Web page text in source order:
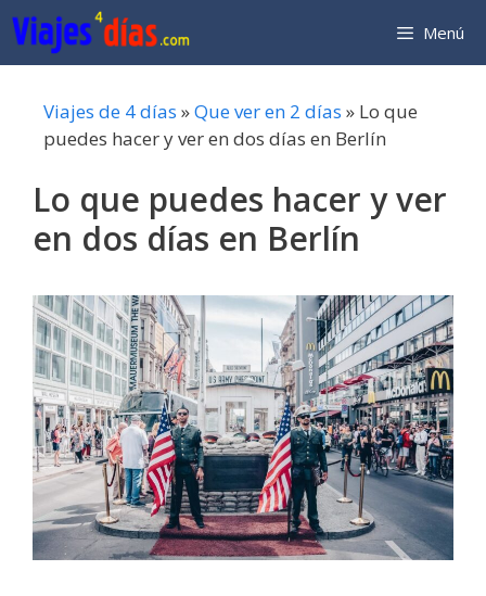
Saltar
al
contenido
Menú
Viajes de 4 días »Que ver en 2 días » Lo que
puedes hacer y ver en dos días en Berlín
Lo que puedes hacer y ver
en dos días en Berlín